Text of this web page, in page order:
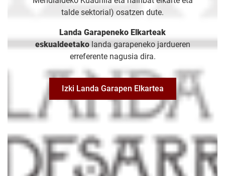
talde sektorial) osatzen dute.
Landa Garapeneko Elkarteak
eskualdeetakolanda garapeneko jardueren
erreferente nagusia dira.
Izki Landa Garapen Elkartea